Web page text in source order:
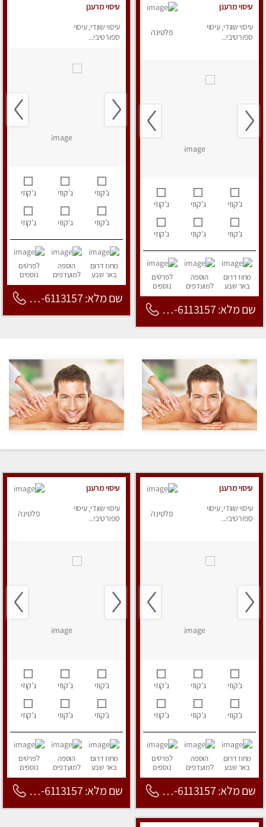
עיסוי מרענן
עיסוי שוודי, עיסוי
ספורטיבי...
פלטינה
ג’קוזי ג’קוזי ג’קוזי
ג’קוזי ג’קוזי ג’קוזי
מחוז דרום
באר שבע
הוספה
למועדפים
לפרטים
נוספים
שם מלא: 053-6113157
עיסוי מרענן
עיסוי שוודי, עיסוי
ספורטיבי...
ג’קוזי ג’קוזי ג’קוזי
ג’קוזי ג’קוזי ג’קוזי
מחוז דרום
באר שבע
הוספה
למועדפים
לפרטים
נוספים
שם מלא: 053-6113157
עיסוי מרענן
עיסוי שוודי, עיסוי
ספורטיבי...
פלטינה
ג’קוזי ג’קוזי ג’קוזי
ג’קוזי ג’קוזי ג’קוזי
מחוז דרום
באר שבע
הוספה
למועדפים
לפרטים
נוספים
שם מלא: 053-6113157
עיסוי מרענן
עיסוי שוודי, עיסוי
ספורטיבי...
פלטינה
ג’קוזי ג’קוזי ג’קוזי
ג’קוזי ג’קוזי ג’קוזי
מחוז דרום
באר שבע
הוספה
למועדפים
לפרטים
נוספים
שם מלא: 053-6113157